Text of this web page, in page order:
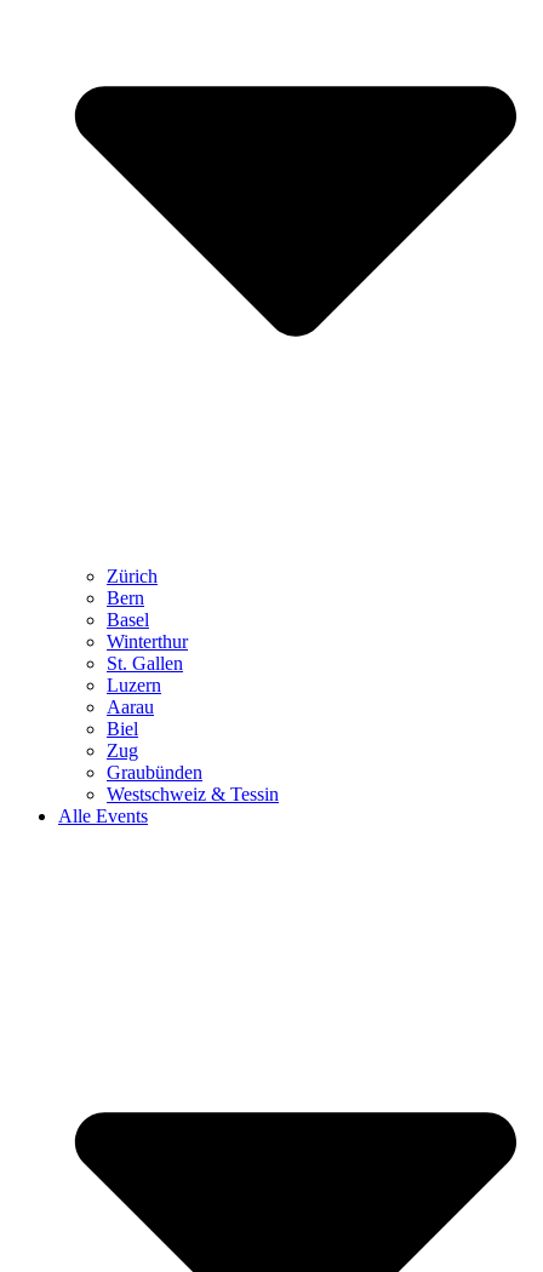
Zürich
Bern
Basel
Winterthur
St. Gallen
Luzern
Aarau
Biel
Zug
Graubünden
Westschweiz & Tessin
Alle Events